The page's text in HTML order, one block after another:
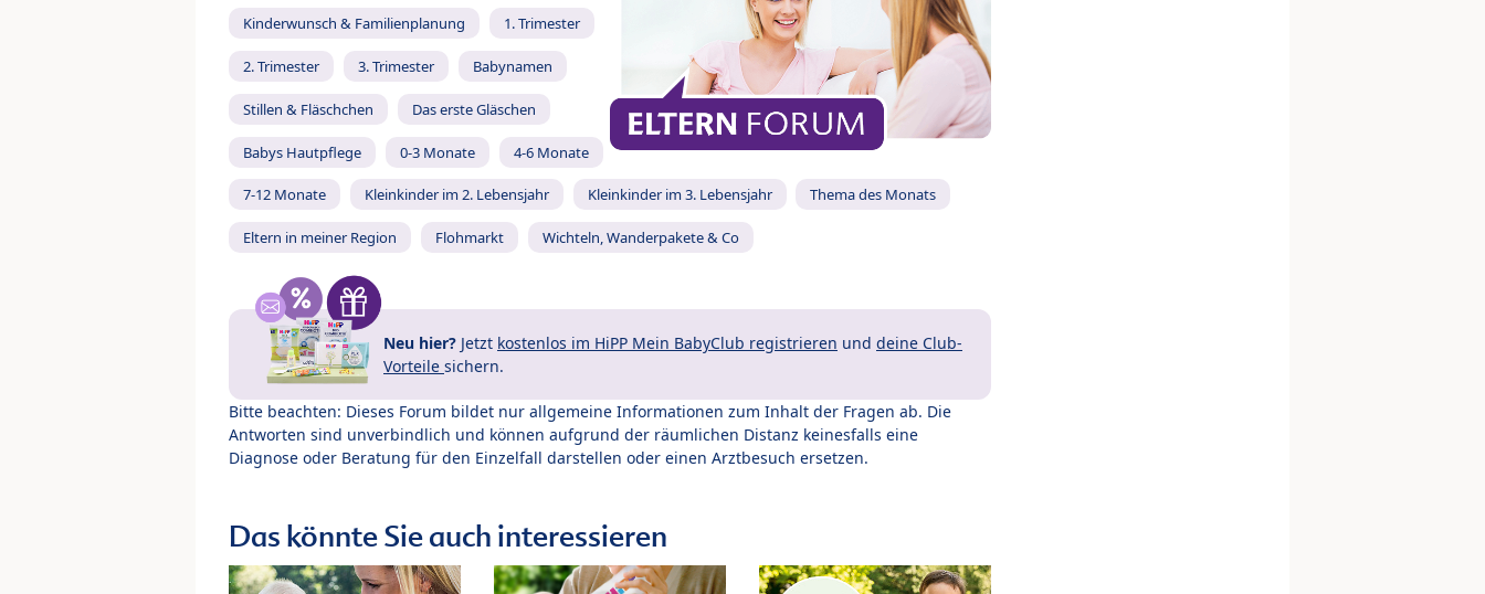
Kinderwunsch & Familienplanung 1. Trimester
2. Trimester 3. Trimester Babynamen
Stillen & Fläschchen Das erste Gläschen
Babys Hautpflege 0-3 Monate 4-6 Monate
7-12 Monate Kleinkinder im 2. Lebensjahr Kleinkinder im 3. Lebensjahr Thema des Monats
Eltern in meiner Region Flohmarkt Wichteln, Wanderpakete & Co
Neu hier? Jetzt kostenlos im HiPP Mein BabyClub registrieren und deine Club-
Vorteile sichern.
Bitte beachten: Dieses Forum bildet nur allgemeine Informationen zum Inhalt der Fragen ab. Die
Antworten sind unverbindlich und können aufgrund der räumlichen Distanz keinesfalls eine
Diagnose oder Beratung für den Einzelfall darstellen oder einen Arztbesuch ersetzen.
Das könnte Sie auch interessieren